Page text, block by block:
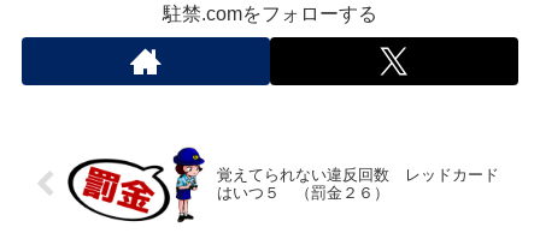
駐禁.comをフォローする
覚えてられない違反回数 レッドカード
はいつ５ （罰金２６）